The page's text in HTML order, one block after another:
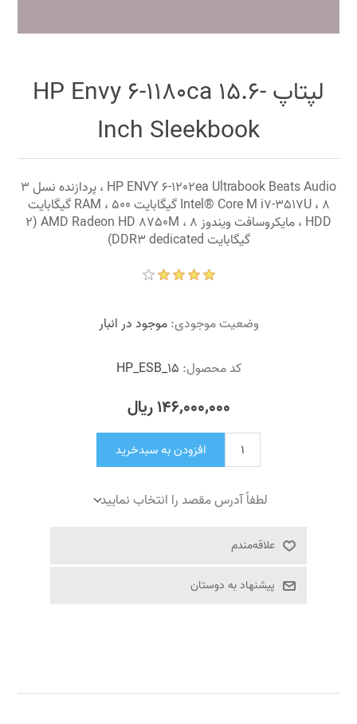
لپتاپ HP Envy 6-1180ca 15.6-
Inch Sleekbook
HP ENVY 6-1202ea Ultrabook Beats Audio ، پردازنده نسل 3
Intel® Core M i7-3517U ، 8 گیگابایت RAM ، 500 گیگابایت
HDD ، مایکروسافت ویندوز 8 ، AMD Radeon HD 8750M (2
گیگابایت DDR3 dedicated)
وضعیت موجودی: موجود در انبار
کد محصول: HP_ESB_15
146٬000٬000 ریال
افزودن به سبدخرید
لطفاً آدرس مقصد را انتخاب نمایید
علاقه‌مندم
پیشنهاد به دوستان